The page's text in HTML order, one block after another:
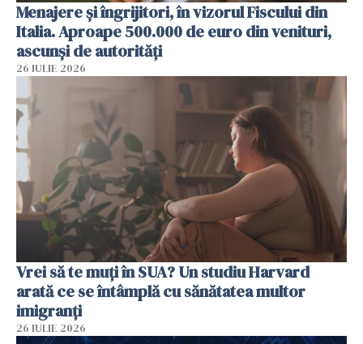
Menajere și îngrijitori, în vizorul Fiscului din
Italia. Aproape 500.000 de euro din venituri,
ascunși de autorități
26 IULIE 2026
Vrei să te muți în SUA? Un studiu Harvard
arată ce se întâmplă cu sănătatea multor
imigranți
26 IULIE 2026